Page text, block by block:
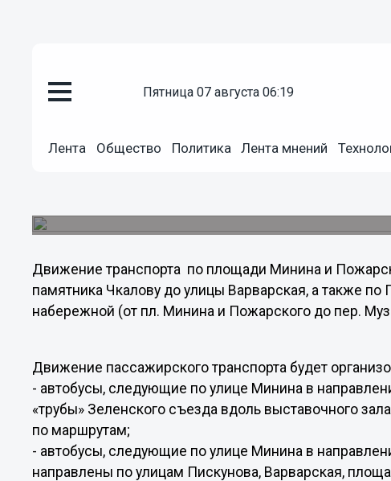
пятница 07 августа 06:19
Лента Общество Политика Лента мнений
08.09.2012 01:19
Движение транспорта по пл.
будет закрыто 8 сентября с 17.00
Движение транспорта по площади Минина и
памятника Чкалову до улицы Варварская, а также
набережной (от пл. Минина и Пожарского до пер.
Движение пассажирского транспорта будет
- автобусы, следующие по улице Минина в
«трубы» Зеленского съезда вдоль выставочного
по маршрутам;
- автобусы, следующие по улице Минина в
направлены по улицам Пискунова, Варварская,